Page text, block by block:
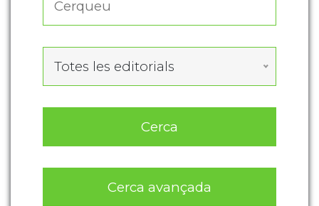
Totes les editorials
Cerca
Cerca avançada